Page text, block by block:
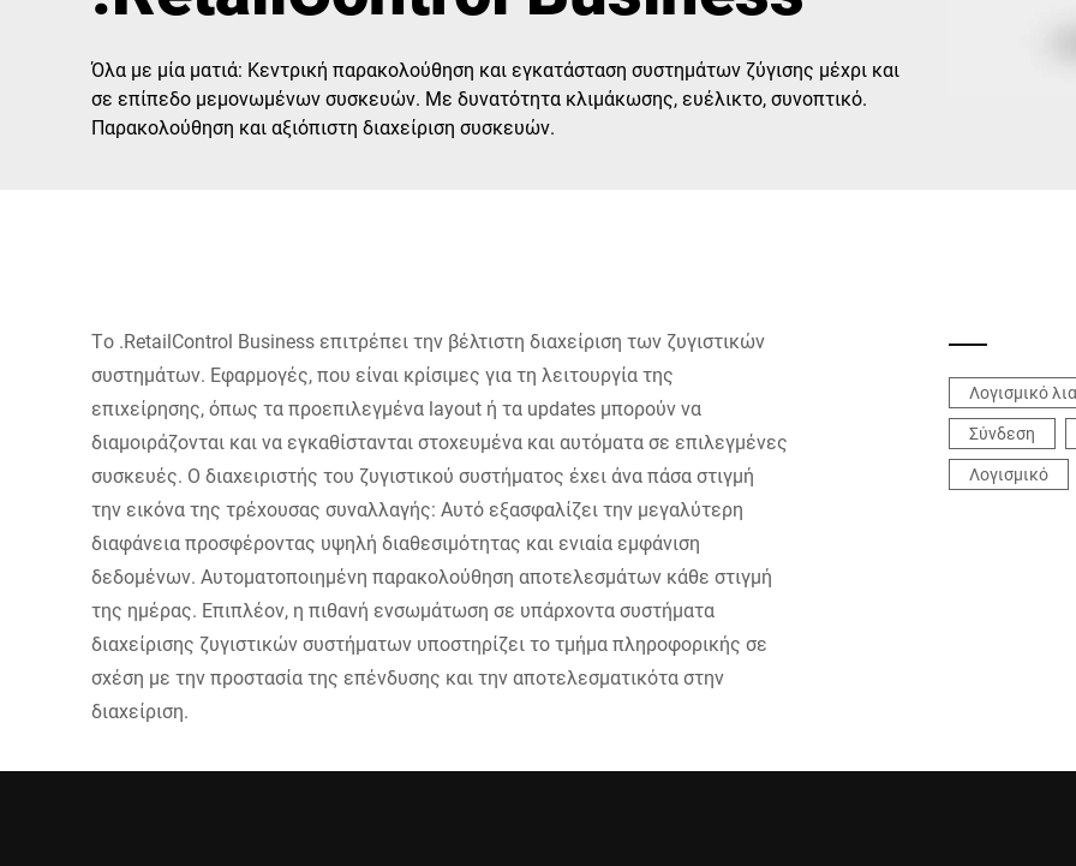
Ηνωμένο Βασίλειο
Αφρική
Παγκόσμιος ιστότοπος
Όλα με μία ματιά: Κεντρική παρακολούθηση και εγκατάσταση συστημάτων ζύγισης μέχρι και
σε επίπεδο μεμονωμένων συσκευών. Με δυνατότητα κλιμάκωσης, ευέλικτο, συνοπτικό.
Παρακολούθηση και αξιόπιστη διαχείριση συσκευών.
Το .RetailControl Business επιτρέπει την βέλτιστη διαχείριση των ζυγιστικών
συστημάτων. Εφαρμογές, που είναι κρίσιμες για τη λειτουργία της
επιχείρησης, όπως τα προεπιλεγμένα layout ή τα updates μπορούν να
διαμοιράζονται και να εγκαθίστανται στοχευμένα και αυτόματα σε επιλεγμένες
συσκευές. Ο διαχειριστής του ζυγιστικού συστήματος έχει άνα πάσα στιγμή
την εικόνα της τρέχουσας συναλλαγής: Αυτό εξασφαλίζει την μεγαλύτερη
διαφάνεια προσφέροντας υψηλή διαθεσιμότητας και ενιαία εμφάνιση
δεδομένων. Αυτοματοποιημένη παρακολούθηση αποτελεσμάτων κάθε στιγμή
της ημέρας. Επιπλέον, η πιθανή ενσωμάτωση σε υπάρχοντα συστήματα
διαχείρισης ζυγιστικών συστήματων υποστηρίζει το τμήμα πληροφορικής σε
σχέση με την προστασία της επένδυσης και την αποτελεσματικότα στην
διαχείριση.
Λογισμικό
Σύνδεση
Λογισμικό